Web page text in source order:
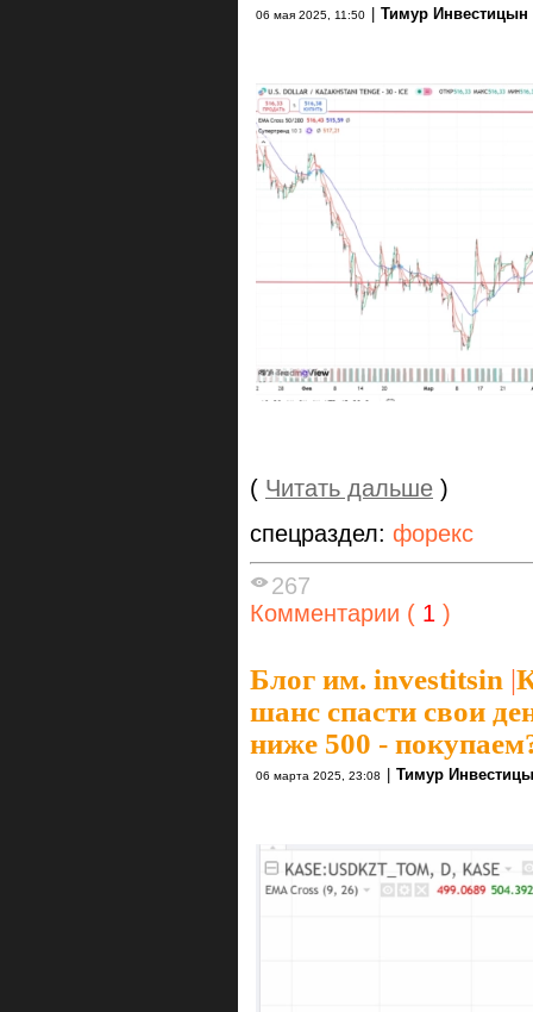
06 мая 2025, 11:50 Тимур Инвестицын
( Читать дальше )
спецраздел: форекс
267
Комментарии ( 1 )
Блог им. investitsin |
шанс спасти свои
ниже 500 -
06 марта 2025, 23:08 Тимур